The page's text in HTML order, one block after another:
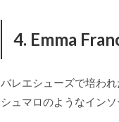
4. Emma
バレエシューズで培わ
シュマロのようなイン